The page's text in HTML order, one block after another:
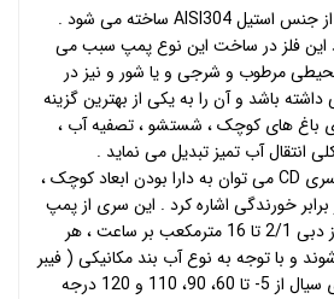
بدنه پمپ های ابارا سری CD از جنس استیل AISI304 ساخته می شود .
این فلز در ساخت این نوع پمپ سبب می
مرطوب و شرجی و یا شور و نیز در
داشته باشد و آن را به یکی از بهترین گزینه
باغ های کوچک ، شستشو ، تصفیه آب ،
انتقال آب تمیز تبدیل می نماید .
از دیگر مزایای پمپ های ابارا سری CD می توان به دارا بودن ابعاد کوچک ،
خورندگی اشاره کرد . این سری از پمپ
های ابارا با ویژگیهای مختلف از دبی 2/1 تا 16 مترمکعب بر ساعت ، هر
می شوند و با توجه به نوع آب بند مکانیکی ( فیبر
و فنر ) آنها توانایی تحمل دمای سیال از 5- تا 60، 90، 110 و 120 درجه